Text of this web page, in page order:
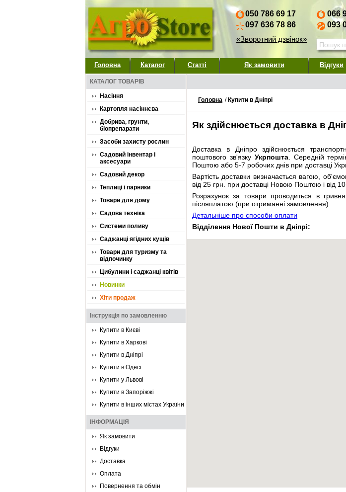
050 786 69 17
097 636 78 86
«Зворотний дзвінок»
066
093
Головна Каталог Статті Як замовити Відгуки
КАТАЛОГ ТОВАРІВ
Насіння
Картопля насіннєва
Добрива, грунти,
біопрепарати
Засоби захисту рослин
Садовий інвентар і
аксесуари
Садовий декор
Теплиці і парники
Товари для дому
Садова техніка
Системи поливу
Саджанці ягідних кущів
Товари для туризму та
відпочинку
Цибулини і саджанці квітів
Новинки
Хіти продаж
Інструкція по замовленню
Купити в Києві
Купити в Харкові
Купити в Дніпрі
Купити в Одесі
Купити у Львові
Купити в Запоріжжі
Купити в інших містах України
ІНФОРМАЦІЯ
Як замовити
Відгуки
Доставка
Оплата
Повернення та обмін
Головна / Купити в Дніпрі
Як здійснюється доставка в
Доставка в Дніпро здійснюється
поштового зв'язку Укрпошта. Середній
Поштою або 5-7 робочих днів при доставці
Вартість доставки визначається вагою,
від 25 грн. при доставці Новою Поштою і від
Розрахунок за товари проводиться в
післяплатою (при отриманні замовлення).
Детальніше про способи оплати
Відділення Нової Пошти в Дніпрі: